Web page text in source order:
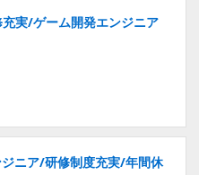
実/ゲーム開発エンジニア
ニア/研修制度充実/年間休